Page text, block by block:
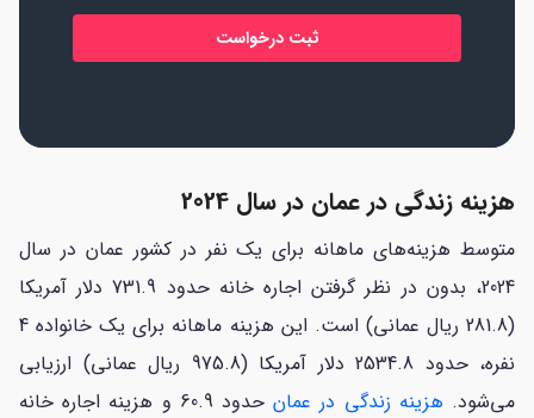
هزینه زندگی در عمان در سال 2024
متوسط هزینه‌های ماهانه برای یک نفر در کشور عمان در سال
2024، بدون در نظر گرفتن اجاره خانه حدود 731.9 دلار آمریکا
(281.8 ریال عمانی) است. این هزینه ماهانه برای یک خانواده 4
نفره، حدود 2534.8 دلار آمریکا (975.8 ریال عمانی) ارزیابی
می‌شود. هزینه زندگی در عمان
حدود 60.9 و هزینه اجاره خانه